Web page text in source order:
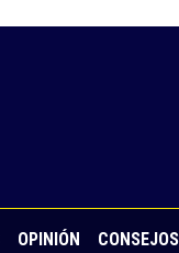
OPINIÓN CONSEJOS